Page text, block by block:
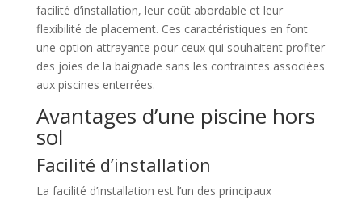
facilité d’installation, leur coût abordable et leur
flexibilité de placement. Ces caractéristiques en font
une option attrayante pour ceux qui souhaitent profiter
des joies de la baignade sans les contraintes associées
aux piscines enterrées.
Avantages d’une piscine hors
sol
Facilité d’installation
La facilité d’installation est l’un des principaux